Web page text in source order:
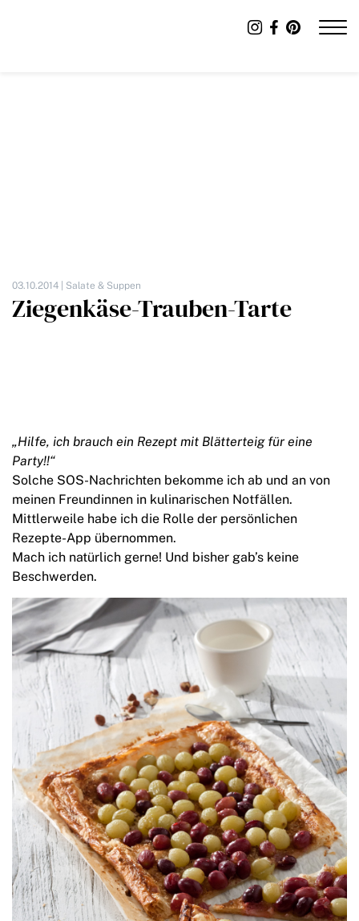
03.10.2014 | Salate & Suppen
Ziegenkäse-Trauben-Tarte
„Hilfe, ich brauch ein Rezept mit Blätterteig für eine
Party!!“
Solche SOS-Nachrichten bekomme ich ab und an von
meinen Freundinnen in kulinarischen Notfällen.
Mittlerweile habe ich die Rolle der persönlichen
Rezepte-App übernommen.
Mach ich natürlich gerne! Und bisher gab’s keine
Beschwerden.